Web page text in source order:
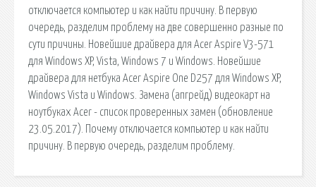
отключается компьютер и как найти причину. В первую
очередь, разделим проблему на две совершенно разные по
сути причины. Новейшие драйвера для Acer Aspire V3-571
для Windows XP, Vista, Windows 7 и Windows. Новейшие
драйвера для нетбука Acer Aspire One D257 для Windows XP,
Windows Vista и Windows. Замена (апгрейд) видеокарт на
ноутбуках Acer - список проверенных замен (обновление
23.05.2017). Почему отключается компьютер и как найти
причину. В первую очередь, разделим проблему.